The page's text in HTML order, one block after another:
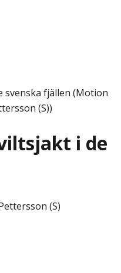
svenska fjällen (Motion
(S))
i de
(S)